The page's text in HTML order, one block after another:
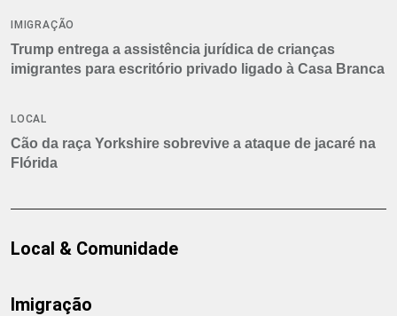
IMIGRAÇÃO
Trump entrega a assistência jurídica de crianças
imigrantes para escritório privado ligado à Casa Branca
LOCAL
Cão da raça Yorkshire sobrevive a ataque de jacaré na
Flórida
Local & Comunidade
Imigração